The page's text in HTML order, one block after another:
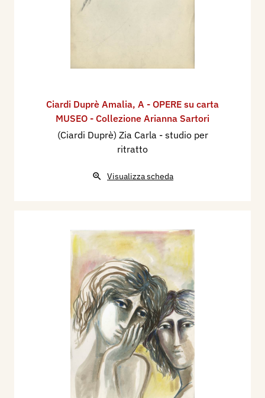
Ciardi Duprè Amalia, A - OPERE su carta
MUSEO - Collezione Arianna Sartori
(Ciardi Duprè) Zia Carla - studio per
ritratto
Visualizza scheda